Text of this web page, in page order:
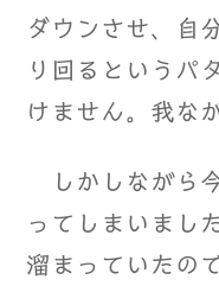
ダウンさせ、自
り回るというパ
けません。我な
しかしながら
ってしまいまし
溜まっていたの